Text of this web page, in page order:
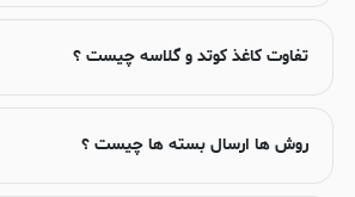
تفاوت کاغذ کوتد و گلاسه چیست ؟
روش ها ارسال بسته ها چیست ؟